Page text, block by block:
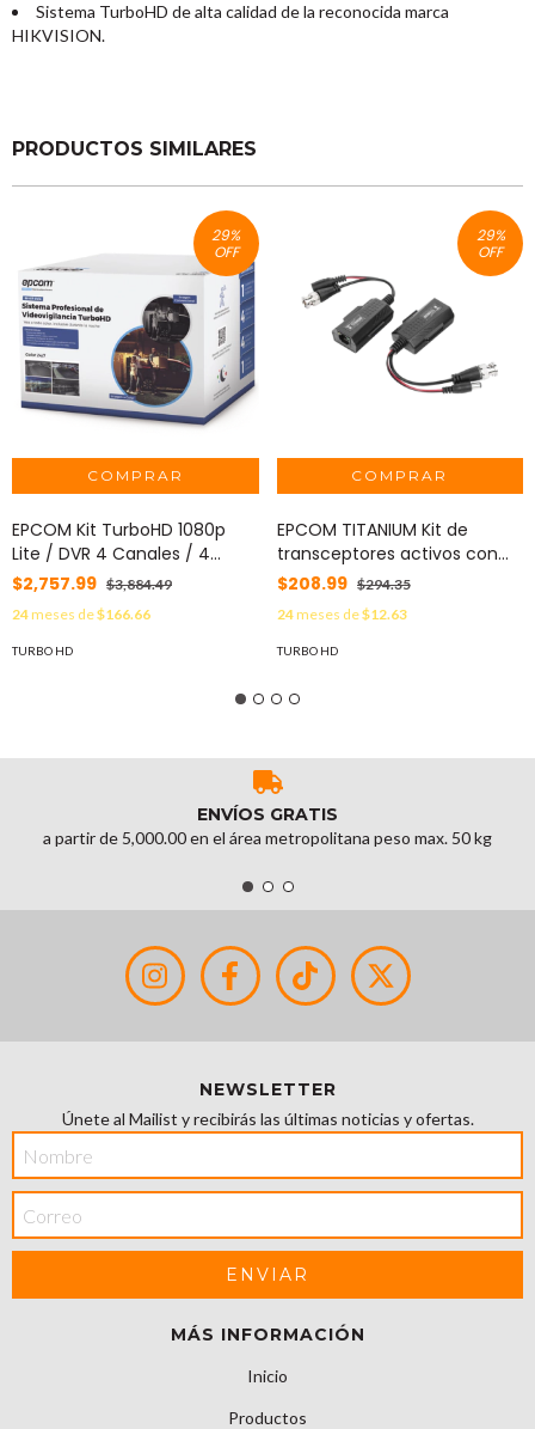
Sistema TurboHD de alta calidad de la reconocida marca
HIKVISION.
PRODUCTOS SIMILARES
29%
OFF
EPCOM Kit TurboHD 1080p
Lite / DVR 4 Canales / 4
Cámaras Bala 2 Megapixel
Integrado / Fuente de Poder
/ Accesorios de Instalación
$2,757.99 $3,884.49
24meses de$166.66
TURBO HD
29%
OFF
EPCOM TITANIUM Kit de
transceptores activos con
conector para alimentación
para aplicaciones de video
por UTP Cat5e/6 en HD.
4K MOD: TT-101-PV-TURBO
$208.99 $294.35
24meses de$12.63
TURBO HD
ENVÍOS GRATIS
a partir de 5,000.00 en el área metropolitana peso max. 50 kg
NEWSLETTER
Únete al Mailist y recibirás las últimas noticias y ofertas.
MÁS INFORMACIÓN
Inicio
Productos